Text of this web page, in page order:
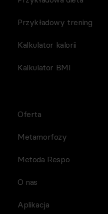
Przykładowy trening
Kalkulator kalorii
Kalkulator BMI
Oferta
Metamorfozy
Metoda Respo
O nas
Aplikacja